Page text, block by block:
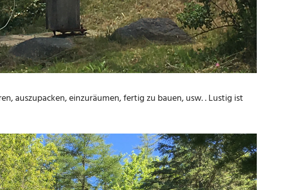
auszupacken, einzuräumen, fertig zu bauen, usw. . Lustig ist